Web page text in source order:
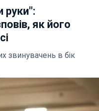
руки":
як його
звинувачень в бік